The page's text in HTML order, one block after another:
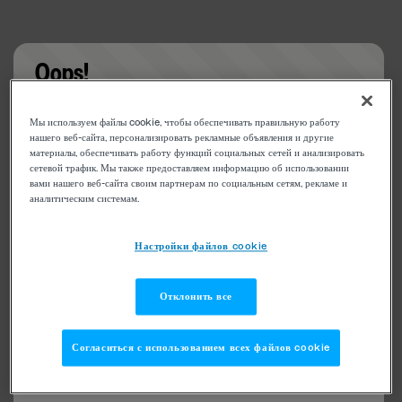
Oops!
Something went wrong. Please try refreshing the
app
Мы используем файлы cookie, чтобы обеспечивать правильную работу
нашего веб-сайта, персонализировать рекламные объявления и другие
материалы, обеспечивать работу функций социальных сетей и анализировать
сетевой трафик. Мы также предоставляем информацию об использовании
вами нашего веб-сайта своим партнерам по социальным сетям, рекламе и
аналитическим системам.
Настройки файлов cookie
Отклонить все
Согласиться с использованием всех файлов cookie